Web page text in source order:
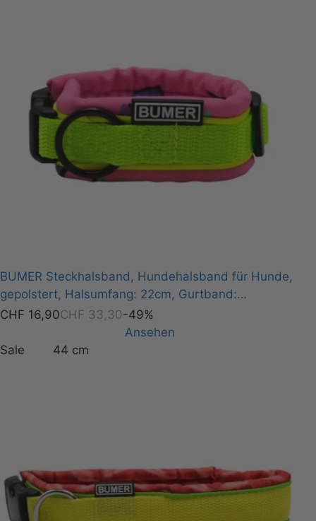
BUMER Steckhalsband, Hundehalsband für Hunde,
gepolstert, Halsumfang: 22cm, Gurtband:
Neongrün, Softshell: RETRO 80 #5, Ringe: schwarz
CHF 16,90CHF 33,30-49%
Ansehen
Sale
44 cm